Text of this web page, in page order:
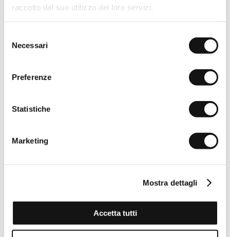
raccolto dal suo utilizzo dei loro servizi.
delNecessari
Preferenze
Statistiche
Marketing
Mostra dettagli
Accetta tutti